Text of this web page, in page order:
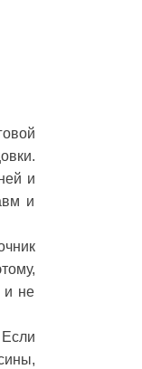
и
и
и не